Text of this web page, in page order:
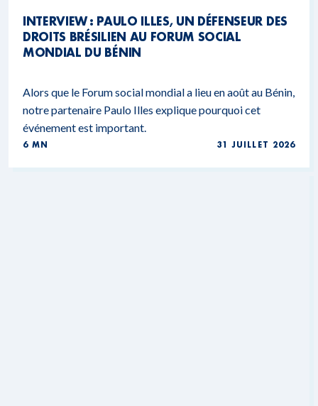
INTERVIEW : PAULO ILLES, UN DÉFENSEUR DES
DROITS BRÉSILIEN AU FORUM SOCIAL
MONDIAL DU BÉNIN
Alors que le Forum social mondial a lieu en août au Bénin,
notre partenaire Paulo Illes explique pourquoi cet
événement est important.
6 MN 31 JUILLET 2026